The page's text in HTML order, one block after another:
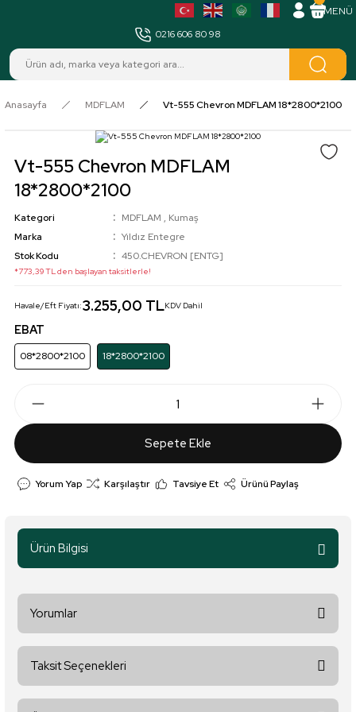
0216 606 80 98
Anasayfa MDFLAM Vt-555 Chevron MDFLAM 18*2800*2100
Vt-555 Chevron MDFLAM
18*2800*2100
Kategori MDFLAM , Kumaş
Marka
Yıldız Entegre
Stok Kodu
450.CHEVRON [ENTG]
*773,39 TL den başlayan taksitlerle!
Havale/Eft Fiyatı:3.255,00 TLKDV Dahil
EBAT
08*2800*2100 18*2800*2100
Sepete Ekle
Yorum Yap Karşılaştır Tavsiye Et Ürünü Paylaş
Ürün Bilgisi
Yorumlar
Taksit Seçenekleri